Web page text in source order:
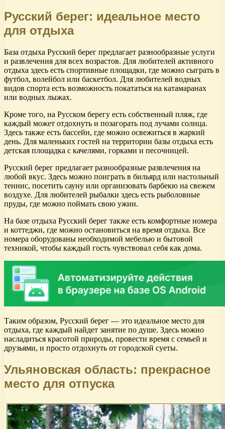
Русский берег: идеальное место
для отдыха
База отдыха Русский берег предлагает разнообразные услуги
и развлечения для всех возрастов. Для любителей активного
отдыха здесь есть спортивные площадки, где можно сыграть в
футбол, волейбол или баскетбол. Для любителей водных
видов спорта есть возможность покататься на катамаранах
или водных лыжах.
Кроме того, на Русском берегу есть собственный пляж, где
каждый может отдохнуть и позагорать под лучами солнца.
Здесь также есть бассейн, где можно освежиться в жаркий
день. Для маленьких гостей на территории базы отдыха есть
детская площадка с качелями, горками и песочницей.
Русский берег предлагает разнообразные развлечения на
любой вкус. Здесь можно поиграть в бильярд или настольный
теннис, посетить сауну или организовать барбекю на свежем
воздухе. Для любителей рыбалки здесь есть рыболовные
пруды, где можно поймать свою ужин.
На базе отдыха Русский берег также есть комфортные номера
и коттеджи, где можно остановиться на время отдыха. Все
номера оборудованы необходимой мебелью и бытовой
техникой, чтобы каждый гость чувствовал себя как дома.
Таким образом, Русский берег — это идеальное место для
отдыха, где каждый найдет занятие по душе. Здесь можно
насладиться красотой природы, провести время с семьей и
друзьями, и просто отдохнуть от городской суеты.
Ульяновская область: прекрасное
место для отпуска